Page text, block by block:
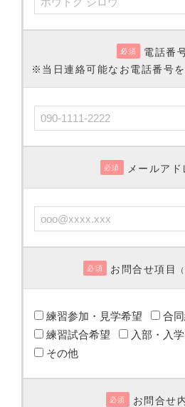
必須
電話番
※当日連絡可能なお電話番号を
必須 メールアド
必須 お問合せ項目
練習参加・見学希望
合
練習試合希望
入部・入
その他
必須 お問合せ